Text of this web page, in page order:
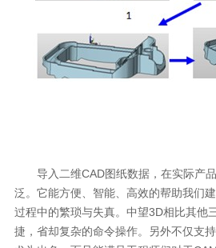
导入二维CAD图纸数据，在实际产品
泛。它能方便、智能、高效的帮助我们
过程中的繁琐与失真。中望3D相比其他
捷，省却复杂的命令操作。另外不仅支